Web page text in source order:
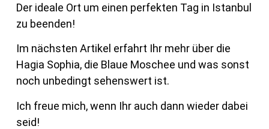
Der ideale Ort um einen perfekten Tag in Istanbul
zu beenden!
Im nächsten Artikel erfahrt Ihr mehr über die
Hagia Sophia, die Blaue Moschee und was sonst
noch unbedingt sehenswert ist.
Ich freue mich, wenn Ihr auch dann wieder dabei
seid!